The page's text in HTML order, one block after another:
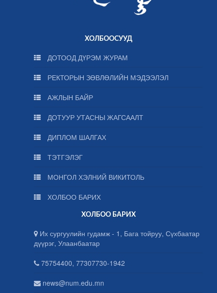
ХОЛБООСУУД
ДОТООД ДҮРЭМ ЖУРАМ
РЕКТОРЫН ЗӨВЛӨЛИЙН МЭДЭЭЛЭЛ
АЖЛЫН БАЙР
ДОТУУР УТАСНЫ ЖАГСААЛТ
ДИПЛОМ ШАЛГАХ
ТЭТГЭЛЭГ
МОНГОЛ ХЭЛНИЙ ВИКИТОЛЬ
ХОЛБОО БАРИХ
ХОЛБОО БАРИХ
Их сургуулийн гудамж - 1, Бага тойруу, Сүхбаатар
дүүрэг, Улаанбаатар
75754400, 77307730-1942
news@num.edu.mn